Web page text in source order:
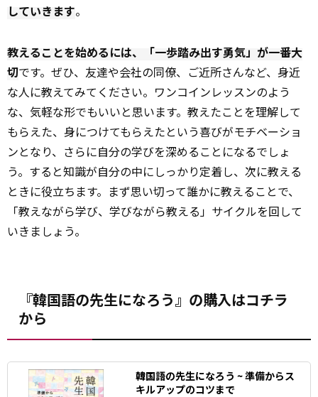
していきます。
教えることを始めるには、「一歩踏み出す勇気」が一番大
切です。ぜひ、友達や会社の同僚、ご近所さんなど、身近
な人に教えてみてください。ワンコインレッスンのよう
な、気軽な形でもいいと思います。教えたことを理解して
もらえた、身につけてもらえたという喜びがモチベーショ
ンとなり、さらに自分の学びを深めることになるでしょ
う。すると知識が自分の中にしっかり定着し、次に教える
ときに役立ちます。まず思い切って誰かに教えることで、
「教えながら学び、学びながら教える」サイクルを回して
いきましょう。
『韓国語の先生になろう』の購入はコチラ
から
韓国語の先生になろう ~ 準備からス
キルアップのコツまで